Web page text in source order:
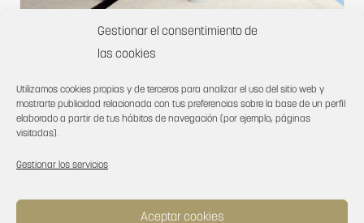
Gestionar el consentimiento de
las cookies
Utilizamos cookies propias y de terceros para analizar el uso del sitio web y
mostrarte publicidad relacionada con tus preferencias sobre la base de un perfil
elaborado a partir de tus hábitos de navegación (por ejemplo, páginas
visitadas).
Gestionar los servicios
Aceptar cookies
Soller 3304